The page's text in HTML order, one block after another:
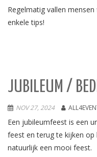
Regelmatig vallen
enkele tips!
JUBILEUM /
NOV 27, 2024
Een jubileumfeest is een
feest en terug te kijken
natuurlijk een mooi feest.